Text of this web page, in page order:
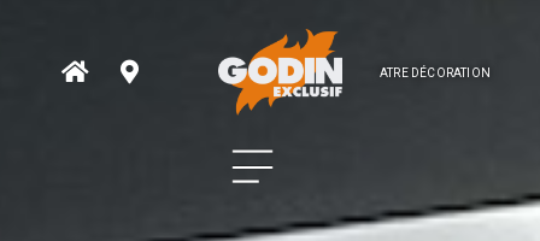
ATRE DÉCORATION